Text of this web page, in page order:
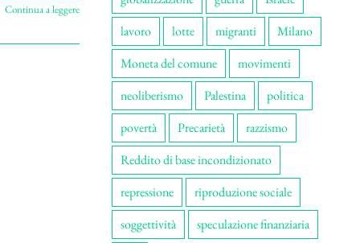
Continua a leggere
lavoro
lotte migranti
Milano
Moneta del comune
movimenti
neoliberismo
Palestina
politica
povertà
Precarietà
razzismo
Reddito di base incondizionato
repressione
riproduzione sociale
soggettività
speculazione finanziaria